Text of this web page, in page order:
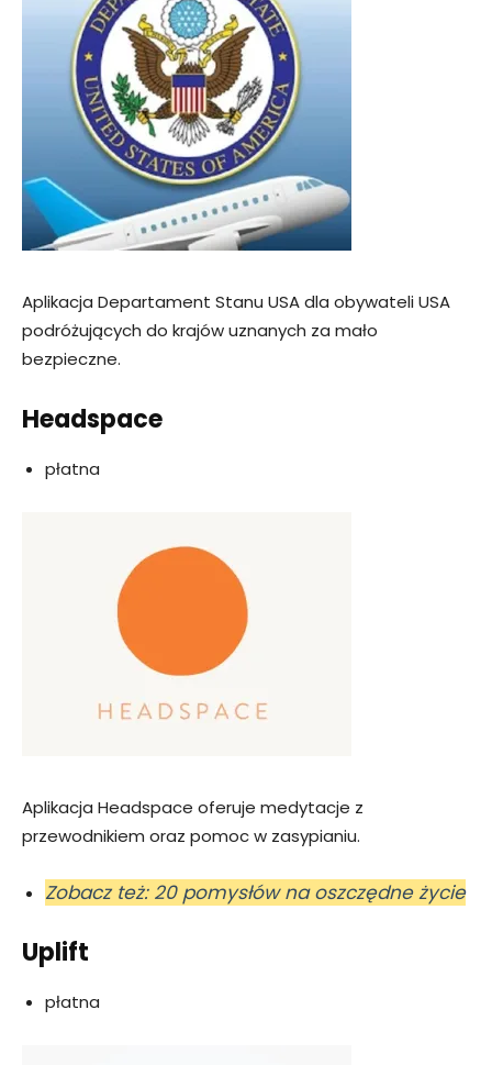
Aplikacja Departament Stanu USA dla obywateli USA
podróżujących do krajów uznanych za mało
bezpieczne.
Headspace
płatna
Aplikacja Headspace oferuje medytacje z
przewodnikiem oraz pomoc w zasypianiu.
Zobacz też: 20 pomysłów na oszczędne życie
Uplift
płatna